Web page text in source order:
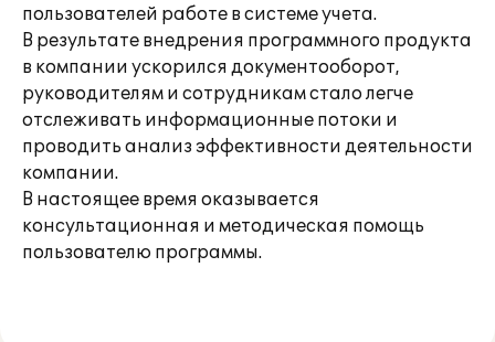
пользователей работе в системе учета.
В результате внедрения программного продукта
в компании ускорился документооборот,
руководителям и сотрудникам стало легче
отслеживать информационные потоки и
проводить анализ эффективности деятельности
компании.
В настоящее время оказывается
консультационная и методическая помощь
пользователю программы.